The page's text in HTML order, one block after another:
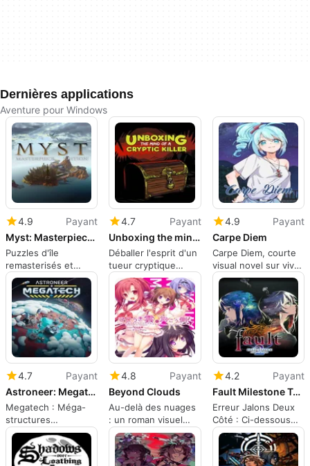
Dernières applications
Aventure pour Windows
4.9
Payant
Myst: Masterpiece Edition
Puzzles d'île
remasterisés et
exploration
atmosphérique sur
Windows
4.7
Payant
Unboxing the mind of a Cryptic Killer
Déballer l'esprit d'un
tueur cryptique
exige un travail
d'équipe constant
4.9
Payant
Carpe Diem
Carpe Diem, courte
visual novel sur vivre
l'instant présent
4.7
Payant
Astroneer: Megatech
Megatech : Méga-
structures
colossales et
automatisation pour
Astroneer
4.8
Payant
Beyond Clouds
Au-delà des nuages
: un roman visuel
centré sur les
personnages de
l'amour quotidien
4.2
Payant
Fault Milestone Two Side: Below
Erreur Jalons Deux
Côté : Ci-dessous
continue la saga
sous-marine de
Ritona